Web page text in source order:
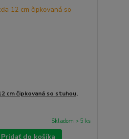
cm čipkovaná so stuhou,
Skladom > 5 ks
Pridať do košíka